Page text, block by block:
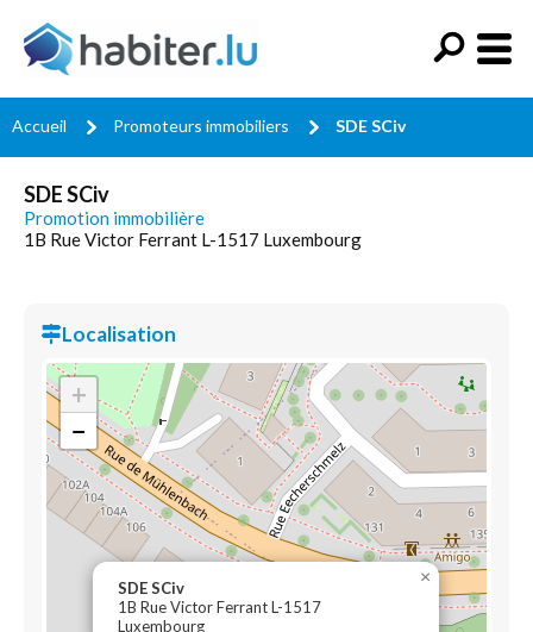
Accueil Promoteurs immobiliers SDE SCiv
SDE SCiv
Promotion immobilière
1B Rue Victor Ferrant L-1517 Luxembourg
Localisation
SDE SCiv
1B Rue Victor Ferrant L-1517
Luxembourg
×
+
−